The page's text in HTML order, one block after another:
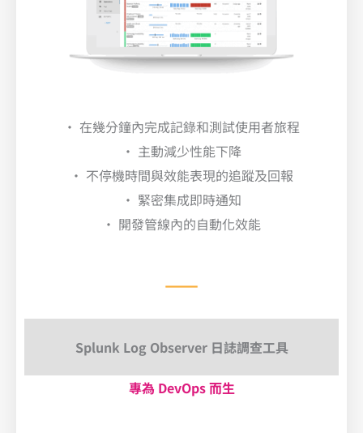
• 在幾分鐘內完成記錄和測試使用者旅程
• 主動減少性能下降
• 不停機時間與效能表現的追蹤及回報
• 緊密集成即時通知
• 開發管線內的自動化效能
Splunk Log Observer 日誌調查工具
專為 DevOps 而生